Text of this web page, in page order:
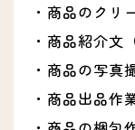
・商品のクリ
・商品紹介文
・商品の写真
・商品出品作